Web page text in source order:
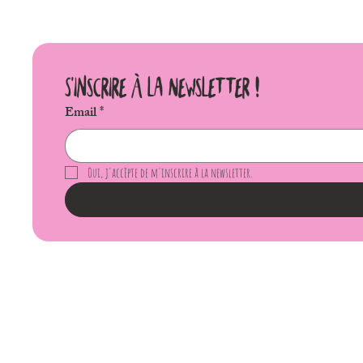
S'inscrire à la Newsletter !
Email*
Oui, j'accèpte de m'inscrire à la newsletter.